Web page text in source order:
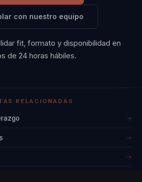
con nuestro equipo
fit, formato y disponibilidad en
de 24 horas hábiles.
RELACIONADAS
→
→
→